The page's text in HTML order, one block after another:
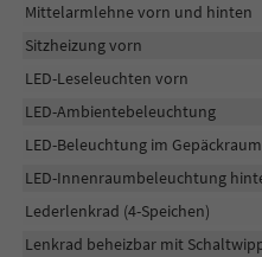
Mittelarmlehne vorn und hinten
Sitzheizung vorn
LED-Leseleuchten vorn
LED-Ambientebeleuchtung
LED-Beleuchtung im Gepäckraum
LED-Innenraumbeleuchtung
Lederlenkrad (4-Speichen)
Lenkrad beheizbar mit